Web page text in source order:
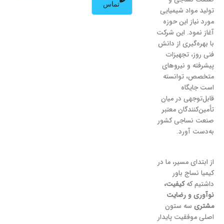
تولید مواد شیمیایی
مورد نیاز این حوزه
آغاز نمود. این شرکت
با بهره‌گیری از دانش
فنی روز، تجهیزات
پیشرفته و نیروهای
متخصص، توانسته
است جایگاه
قابل‌توجهی در میان
تأمین‌کنندگان معتبر
صنعت نساجی کشور
به‌دست آورد.
از ابتدای مسیر، ما در
کیمیا نساج باور
داشتیم کهکیفیت،
نوآوری و رضایت
مشتری سه ستون
اصلی موفقیت پایدار
تماس